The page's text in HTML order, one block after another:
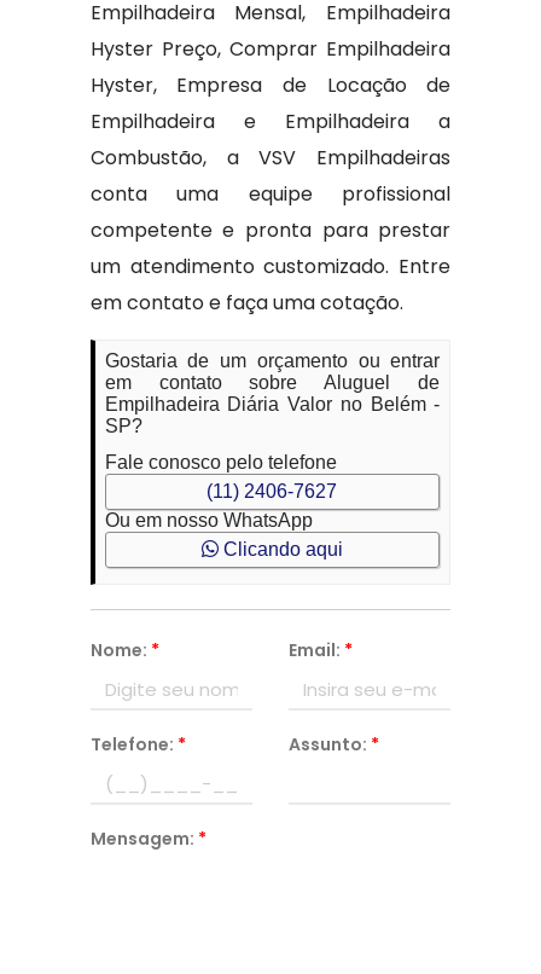
Empilhadeira Mensal, Empilhadeira
Hyster Preço, Comprar Empilhadeira
Hyster, Empresa de Locação de
Empilhadeira e Empilhadeira a
Combustão, a VSV Empilhadeiras
conta uma equipe profissional
competente e pronta para prestar
um atendimento customizado. Entre
em contato e faça uma cotação.
Gostaria de um orçamento ou entrar
em contato sobre Aluguel de
Empilhadeira Diária Valor no Belém -
SP?
Fale conosco pelo telefone
(11) 2406-7627
Ou em nosso WhatsApp
Clicando aqui
Nome: * Email: *
Telefone: * Assunto: *
Mensagem: *